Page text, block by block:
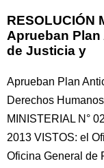
RESOLUCIÓN
Aprueban
de Justicia y
Aprueban Plan
Derechos
MINISTERIAL N°
2013 VISTOS: el
Oficina General de